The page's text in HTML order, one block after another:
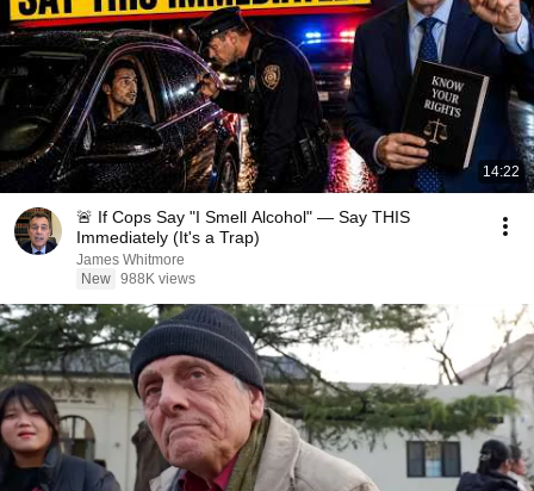
14:22
🚨 If Cops Say "I Smell Alcohol" — Say THIS
Immediately (It's a Trap)
James Whitmore
New 988K views